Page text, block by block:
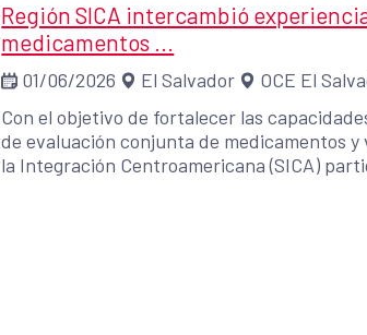
Región SICA intercambió
medicamentos ...
01/06/2026 El Salvador
OCE El
Con el objetivo de fortalecer las
de evaluación conjunta de medicamentos
la Integración Centroamericana (SICA)